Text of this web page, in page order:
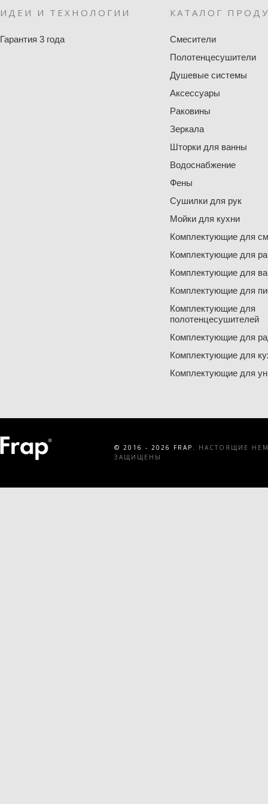
ИДЕИ И ТЕХНОЛОГИИ
Гарантия 3 года
КАТАЛОГ
Смесители
Полотенцесушители
Душевые системы
Аксессуары
Раковины
Зеркала
Шторки для ванны
Водоснабжение
Фены
Сушилки для рук
Мойки для кухни
Комплектующие для
Комплектующие для
Комплектующие для
Комплектующие для
Комплектующие для
полотенцесушителей
Комплектующие для
Комплектующие для
Комплектующие для
© 2016 - 2026 FRAP.
НАСТОЯЩИЕ
ЗАЩИЩЕНЫ